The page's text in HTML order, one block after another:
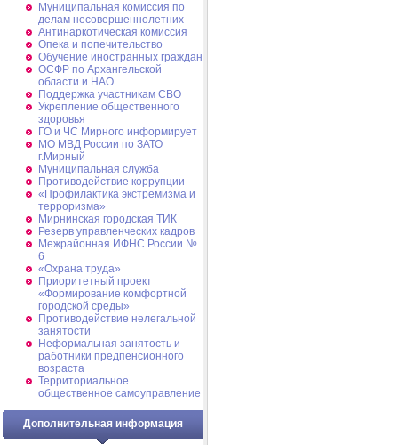
Муниципальная комиссия по
делам несовершеннолетних
Антинаркотическая комиссия
Опека и попечительство
Обучение иностранных граждан
ОСФР по Архангельской
области и НАО
Поддержка участникам СВО
Укрепление общественного
здоровья
ГО и ЧС Мирного информирует
МО МВД России по ЗАТО
г.Мирный
Муниципальная cлужба
Противодействие коррупции
«Профилактика экстремизма и
терроризма»
Мирнинская городская ТИК
Резерв управленческих кадров
Межрайонная ИФНС России №
6
«Охрана труда»
Приоритетный проект
«Формирование комфортной
городской среды»
Противодействие нелегальной
занятости
Неформальная занятость и
работники предпенсионного
возраста
Территориальное
общественное самоуправление
Дополнительная информация